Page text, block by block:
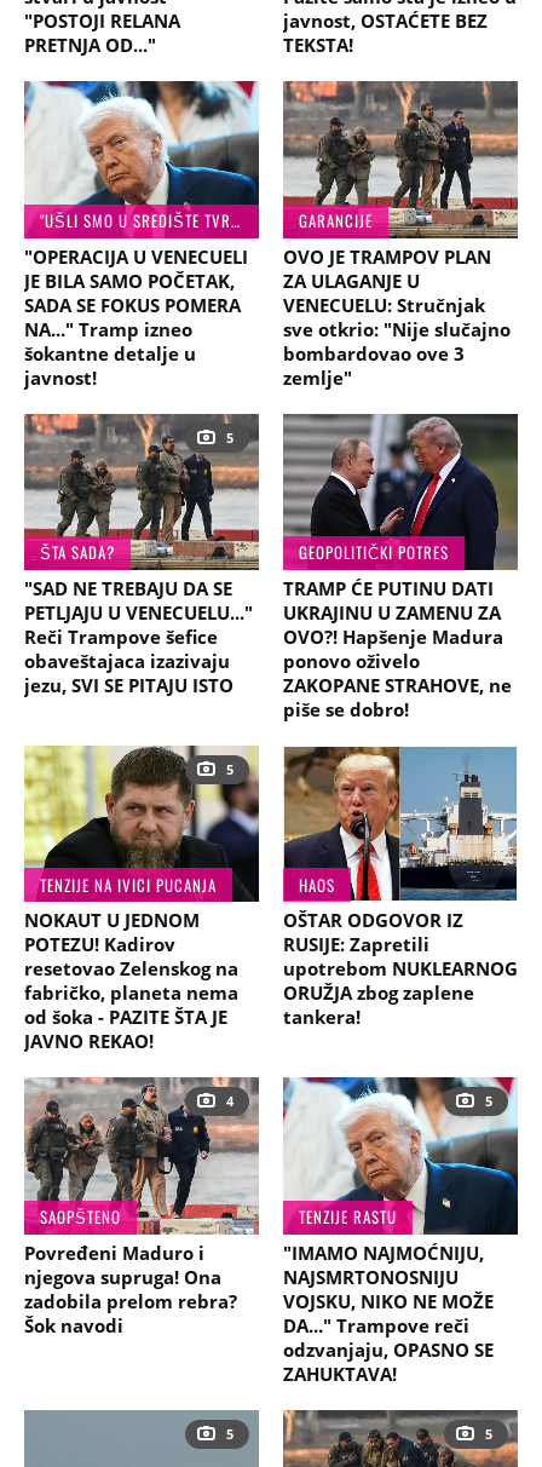
"POSTOJI RELANA
PRETNJA OD..."
javnost, OSTAĆETE BEZ
TEKSTA!
"UŠLI SMO U SREDIŠTE TVRĐAVE"
"OPERACIJA U VENECUELI
JE BILA SAMO POČETAK,
SADA SE FOKUS POMERA
NA..." Tramp izneo
šokantne detalje u
javnost!
GARANCIJE
OVO JE TRAMPOV PLAN
ZA ULAGANJE U
VENECUELU: Stručnjak
sve otkrio: "Nije slučajno
bombardovao ove 3
zemlje"
5
ŠTA SADA?
"SAD NE TREBAJU DA SE
PETLJAJU U VENECUELU..."
Reči Trampove šefice
obaveštajaca izazivaju
jezu, SVI SE PITAJU ISTO
GEOPOLITIČKI POTRES
TRAMP ĆE PUTINU DATI
UKRAJINU U ZAMENU ZA
OVO?! Hapšenje Madura
ponovo oživelo
ZAKOPANE STRAHOVE, ne
piše se dobro!
5
TENZIJE NA IVICI PUCANJA
NOKAUT U JEDNOM
POTEZU! Kadirov
resetovao Zelenskog na
fabričko, planeta nema
od šoka - PAZITE ŠTA JE
JAVNO REKAO!
HAOS
OŠTAR ODGOVOR IZ
RUSIJE: Zapretili
upotrebom NUKLEARNOG
ORUŽJA zbog zaplene
tankera!
4
SAOPŠTENO
Povređeni Maduro i
njegova supruga! Ona
zadobila prelom rebra?
Šok navodi
5
TENZIJE RASTU
"IMAMO NAJMOĆNIJU,
NAJSMRTONOSNIJU
VOJSKU, NIKO NE MOŽE
DA..." Trampove reči
odzvanjaju, OPASNO SE
ZAHUKTAVA!
5 5